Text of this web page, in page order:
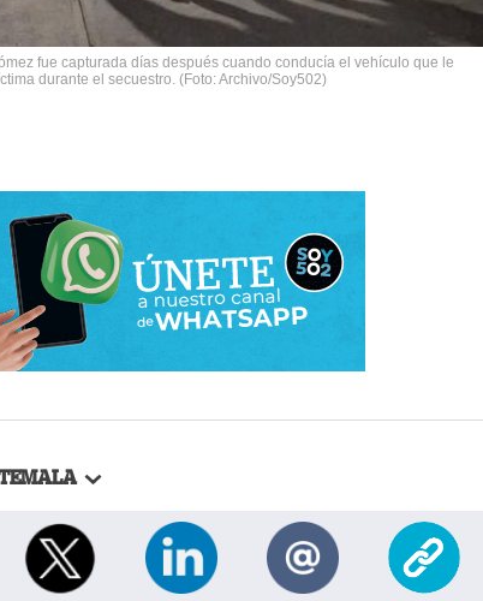
fue capturada días después cuando conducía el vehículo que le
durante el secuestro. (Foto: Archivo/Soy502)